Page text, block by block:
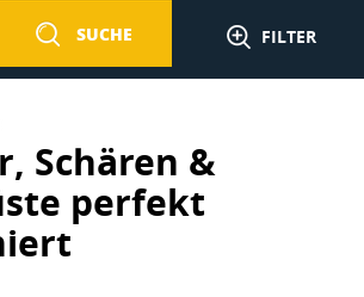
SUCHE FILTER
Schären &
perfekt